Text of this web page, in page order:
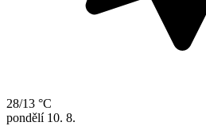
28/13 °C
pondělí 10. 8.